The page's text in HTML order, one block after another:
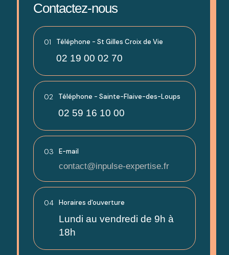
Contactez-nous
01 Téléphone - St Gilles Croix de Vie
02 19 00 02 70
02 Téléphone - Sainte-Flaive-des-Loups
02 59 16 10 00
03 E-mail
contact@inpulse-expertise.fr
04 Horaires d'ouverture
Lundi au vendredi de 9h à
18h